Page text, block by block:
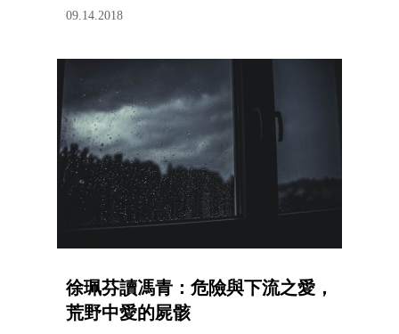
09.14.2018
徐珮芬讀馮青：危險與下流之愛，
荒野中愛的屍骸